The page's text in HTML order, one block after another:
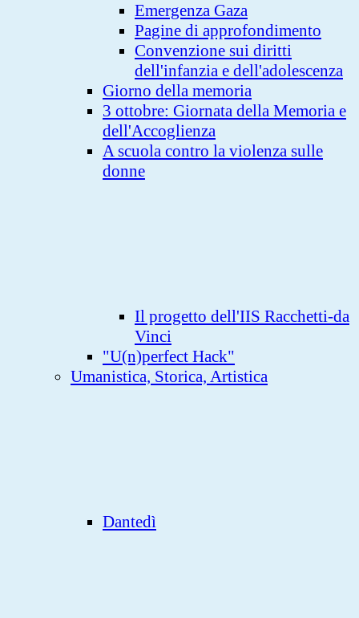
Emergenza Gaza
Pagine di approfondimento
Convenzione sui diritti
dell'infanzia e dell'adolescenza
Giorno della memoria
3 ottobre: Giornata della Memoria e
dell'Accoglienza
A scuola contro la violenza sulle
donne
Il progetto dell'IIS Racchetti-da
Vinci
"U(n)perfect Hack"
Umanistica, Storica, Artistica
Dantedì